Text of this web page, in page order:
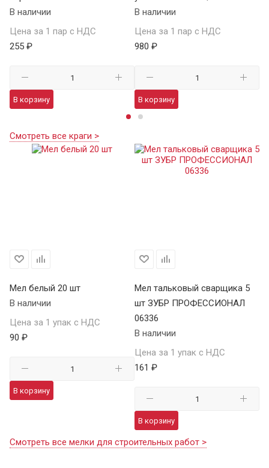
В наличии
Цена за 1 пар с НДС
255 ₽
В корзину
В наличии
Цена за 1 пар с НДС
980 ₽
В корзину
Смотреть все краги >
Мел белый 20 шт
В наличии
Цена за 1 упак с НДС
90 ₽
В корзину
Мел тальковый сварщика 5
шт ЗУБР ПРОФЕССИОНАЛ
06336
В наличии
Цена за 1 упак с НДС
161 ₽
В корзину
Смотреть все мелки для строительных работ >